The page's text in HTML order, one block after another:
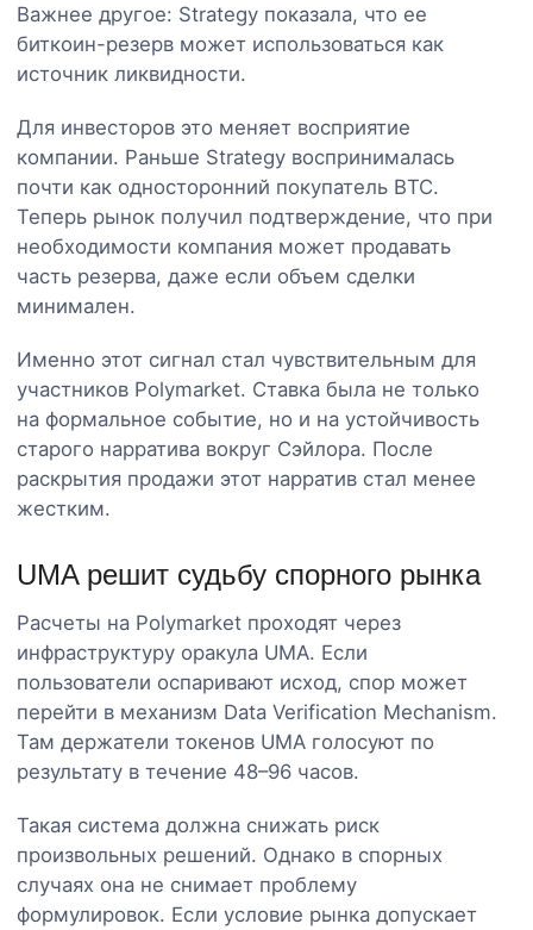
Важнее другое: Strategy показала, что ее
биткоин-резерв может использоваться как
источник ликвидности.
Для инвесторов это меняет восприятие
компании. Раньше Strategy воспринималась
почти как односторонний покупатель BTC.
Теперь рынок получил подтверждение, что при
необходимости компания может продавать
часть резерва, даже если объем сделки
минимален.
Именно этот сигнал стал чувствительным для
участников Polymarket. Ставка была не только
на формальное событие, но и на устойчивость
старого нарратива вокруг Сэйлора. После
раскрытия продажи этот нарратив стал менее
жестким.
UMA решит судьбу спорного рынка
Расчеты на Polymarket проходят через
инфраструктуру оракула UMA. Если
пользователи оспаривают исход, спор может
перейти в механизм Data Verification Mechanism.
Там держатели токенов UMA голосуют по
результату в течение 48–96 часов.
Такая система должна снижать риск
произвольных решений. Однако в спорных
случаях она не снимает проблему
формулировок. Если условие рынка допускает